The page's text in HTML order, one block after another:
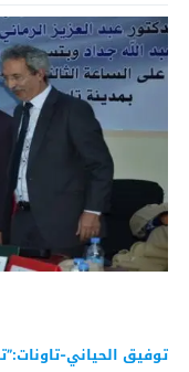
توفيق الحياني-